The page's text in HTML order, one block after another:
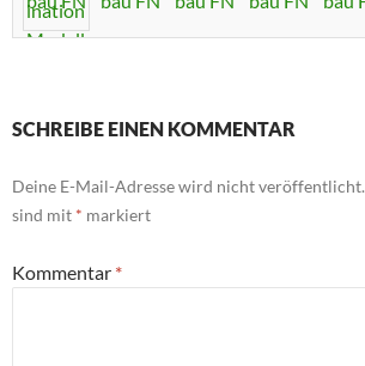
SCHREIBE EINEN KOMMENTAR
Deine E-Mail-Adresse wird nicht veröffentlicht.
sind mit * markiert
Kommentar *